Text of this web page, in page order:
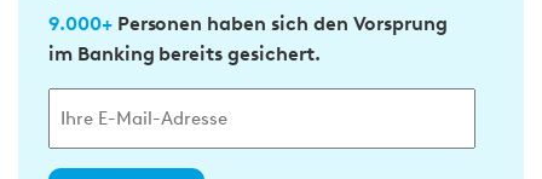
9.000+Personen haben sich den Vorsprung
im Banking bereits gesichert.